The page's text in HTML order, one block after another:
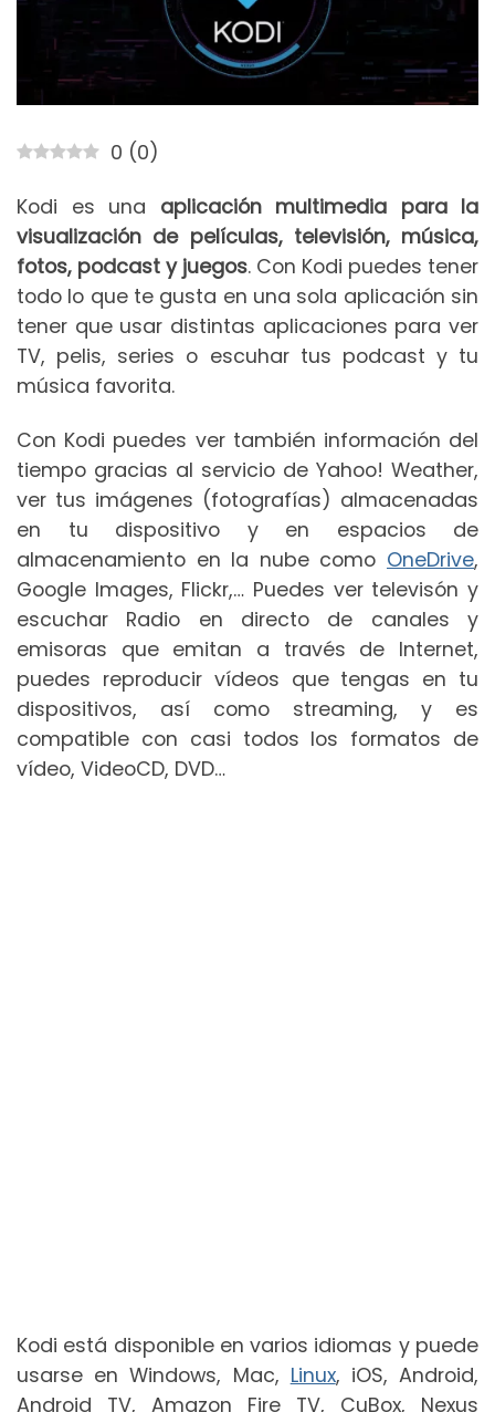
0 (0)
Kodi es una aplicación multimedia para la
visualización de películas, televisión, música,
fotos, podcast y juegos. Con Kodi puedes tener
todo lo que te gusta en una sola aplicación sin
tener que usar distintas aplicaciones para ver
TV, pelis, series o escuhar tus podcast y tu
música favorita.
Con Kodi puedes ver también información del
tiempo gracias al servicio de Yahoo! Weather,
ver tus imágenes (fotografías) almacenadas
en tu dispositivo y en espacios de
almacenamiento en la nube como OneDrive,
Google Images, Flickr,… Puedes ver televisón y
escuchar Radio en directo de canales y
emisoras que emitan a través de Internet,
puedes reproducir vídeos que tengas en tu
dispositivos, así como streaming, y es
compatible con casi todos los formatos de
vídeo, VideoCD, DVD…
Kodi está disponible en varios idiomas y puede
usarse en Windows, Mac, Linux, iOS, Android,
Android TV, Amazon Fire TV, CuBox, Nexus